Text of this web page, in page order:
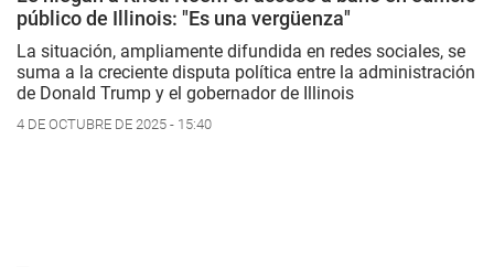
público de Illinois: "Es una vergüenza"
La situación, ampliamente difundida en redes sociales, se
suma a la creciente disputa política entre la administración
de Donald Trump y el gobernador de Illinois
4 DE OCTUBRE DE 2025 - 15:40